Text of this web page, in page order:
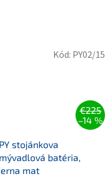
€225
–14 %
stojánkova
batéria,
mat
Kód: PY02/15